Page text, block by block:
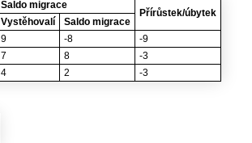
Saldo migrace
Přírůstek/úbytek
Vystěhovalí
Saldo migrace
9 -8
-9
7 8
-3
4 2 -3